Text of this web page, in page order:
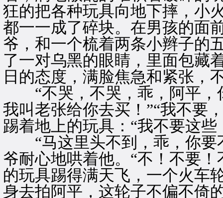
狂的把各种玩具向地下摔，小
都一一成了碎块。在男孩的面
爷，和一个梳着两条小辫子的
了一对乌黑的眼睛，里面包藏
日的态度，满脸焦急和紧张，
“不哭，不哭，乖，阿平，
我叫老张给你去买！”“我不要
踢着地上的玩具：“我不要这
“马这里头不到，乖，你要
爷耐心地哄着他。“不！不要
的玩具踢得满天飞，一个火车
身去拍阿平，这轮子不偏不倚